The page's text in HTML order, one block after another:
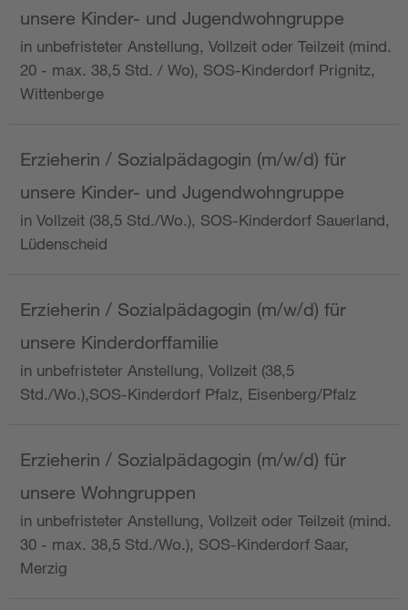
unsere Kinder- und Jugendwohngruppe
in unbefristeter Anstellung, Vollzeit oder Teilzeit (mind.
20 - max. 38,5 Std. / Wo), SOS-Kinderdorf Prignitz,
Wittenberge
Erzieherin / Sozialpädagogin (m/w/d) für
unsere Kinder- und Jugendwohngruppe
in Vollzeit (38,5 Std./Wo.), SOS-Kinderdorf Sauerland,
Lüdenscheid
Erzieherin / Sozialpädagogin (m/w/d) für
unsere Kinderdorffamilie
in unbefristeter Anstellung, Vollzeit (38,5
Std./Wo.),SOS-Kinderdorf Pfalz, Eisenberg/Pfalz
Erzieherin / Sozialpädagogin (m/w/d) für
unsere Wohngruppen
in unbefristeter Anstellung, Vollzeit oder Teilzeit (mind.
30 - max. 38,5 Std./Wo.), SOS-Kinderdorf Saar,
Merzig